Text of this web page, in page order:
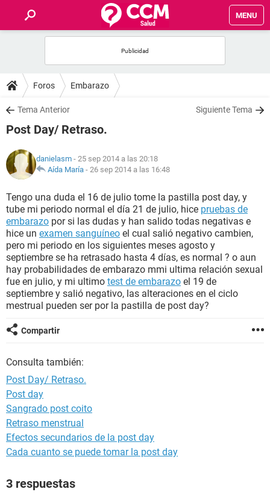
MENU
FOROS
SALUD
NUTRICIÓN
BIENESTAR
SEXUALIDAD
GLOSARIO
Foros Embarazo
Tema Anterior Siguiente Tema
Post Day/ Retraso.
danielasm - 25 sep 2014 a las 20:18
Aída María - 26 sep 2014 a las 16:48
Tengo una duda el 16 de julio tome la pastilla post day, y
tube mi periodo normal el día 21 de julio, hice pruebas de
embarazo por si las dudas y han salido todas negativas e
hice un examen sanguíneo el cual salió negativo cambien,
pero mi periodo en los siguientes meses agosto y
septiembre se ha retrasado hasta 4 días, es normal ? o aun
hay probabilidades de embarazo mmi ultima relación sexual
fue en julio, y mi ultimo test de embarazo el 19 de
septiembre y salió negativo, las alteraciones en el ciclo
mestrual pueden ser por la pastilla de post day?
Compartir
Consulta también:
Post Day/ Retraso.
Post day
Sangrado post coito
Retraso menstrual
Efectos secundarios de la post day
Cada cuanto se puede tomar la post day
3 respuestas